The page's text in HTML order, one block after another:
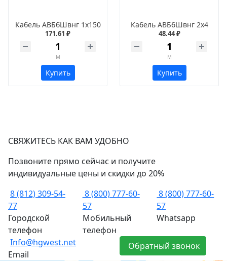
Кабель АВБбШвнг 1х150
171.61 ₽
м
Купить
Кабель АВБбШвнг 2х4
48.44 ₽
м
Купить
СВЯЖИТЕСЬ КАК ВАМ УДОБНО
Позвоните прямо сейчас и получите
индивидуальные цены и скидки до 20%
8 (812) 309-54-
77
Городской
телефон
8 (800) 777-60-
57
Мобильный
телефон
8 (800) 777-60-
57
Whatsapp
Info@hgwest.net
Email
Обратный звонок